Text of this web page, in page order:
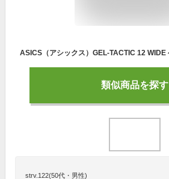
類似商品を探す
strv.122(50代・男性)